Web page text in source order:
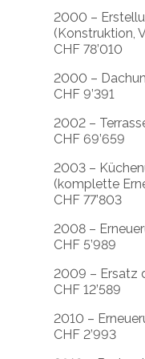
2000 –
(Konstruktion,
CHF 78’010
2000 –
CHF 9’391
2002 –
CHF 69’659
2003 –
(komplette
CHF 77’803
2008 –
CHF 5’989
2009 – Ersatz
CHF 12’589
2010 –
CHF 2’993